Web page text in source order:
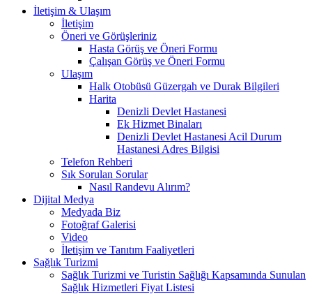
İletişim & Ulaşım
İletişim
Öneri ve Görüşleriniz
Hasta Görüş ve Öneri Formu
Çalışan Görüş ve Öneri Formu
Ulaşım
Halk Otobüsü Güzergah ve Durak Bilgileri
Harita
Denizli Devlet Hastanesi
Ek Hizmet Binaları
Denizli Devlet Hastanesi Acil Durum
Hastanesi Adres Bilgisi
Telefon Rehberi
Sık Sorulan Sorular
Nasıl Randevu Alırım?
Dijital Medya
Medyada Biz
Fotoğraf Galerisi
Video
İletişim ve Tanıtım Faaliyetleri
Sağlık Turizmi
Sağlık Turizmi ve Turistin Sağlığı Kapsamında Sunulan
Sağlık Hizmetleri Fiyat Listesi